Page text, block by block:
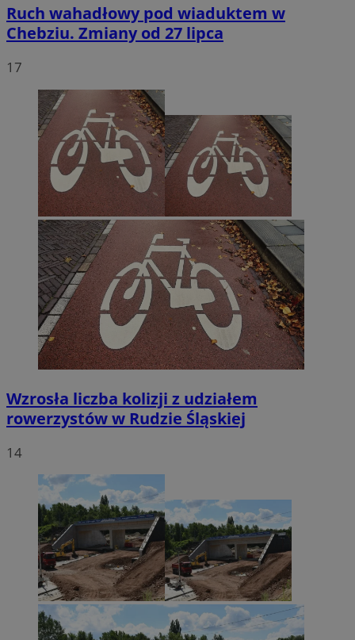
Ruch wahadłowy pod wiaduktem w
Chebziu. Zmiany od 27 lipca
17
Wzrosła liczba kolizji z udziałem
rowerzystów w Rudzie Śląskiej
14